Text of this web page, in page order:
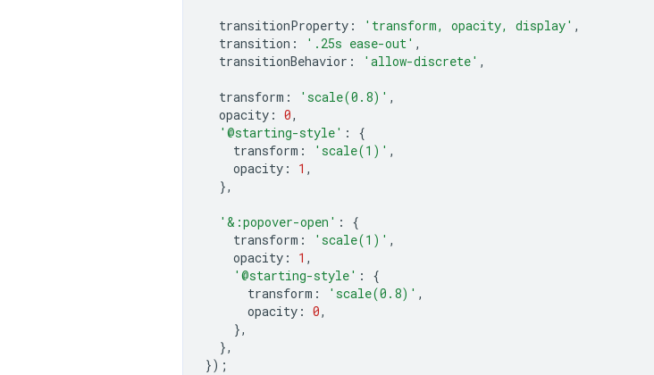
transitionProperty : 'transform, opacity, display' ,
transition : '.25s ease-out' ,
transitionBehavior : 'allow-discrete' ,
transform : 'scale(0.8)' ,
opacity : 0,
'@starting-style' :
{
transform : 'scale(1)' ,
opacity : 1 ,
},
'&:popover-open' :
{
transform : 'scale(1)' ,
opacity : 1 ,
'@starting-style' :
{
transform : 'scale(0.8)' ,
opacity : 0,
},
},
});